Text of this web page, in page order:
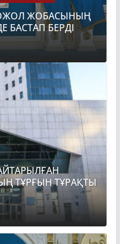
ЖОБАСЫНЫҢ
БАСТАП БЕРДІ
ТҰРҒЫН ТҰРАҚТЫ